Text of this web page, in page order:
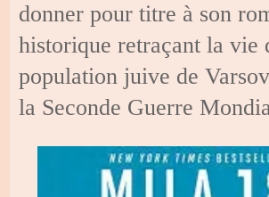
donner pour titre à son
historique retraçant la vie
population juive de
la Seconde Guerre